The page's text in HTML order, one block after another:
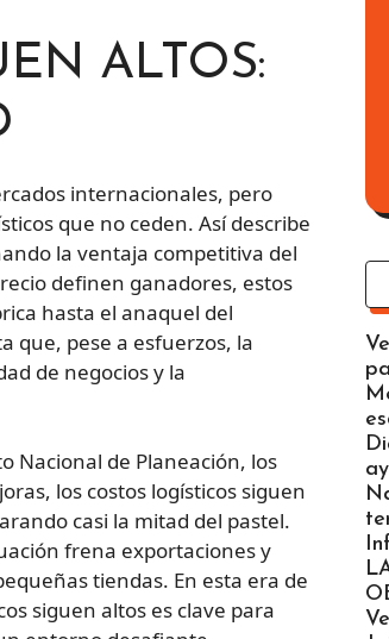
ALTOS:
internacionales, pero
que no ceden. Así describe
la ventaja competitiva del
definen ganadores, estos
hasta el anaquel del
que, pese a esfuerzos, la
de negocios y la
Nacional de Planeación, los
los costos logísticos siguen
casi la mitad del pastel.
frena exportaciones y
tiendas. En esta era de
siguen altos es clave para